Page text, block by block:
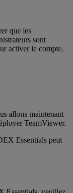
que les
sont
activer le compte.
allons maintenant
TeamViewer.
Essentials peut